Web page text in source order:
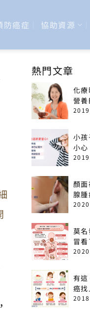
防癌症 協助資源
熱門文章
化
營
免疫
小
小
顏
腺
變
莫
冒
現這
有
癌找